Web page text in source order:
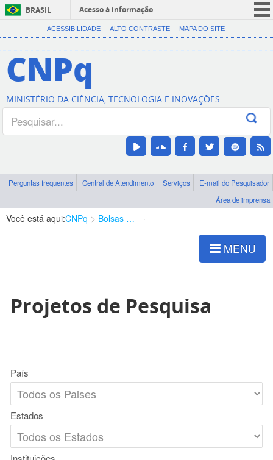
BRASIL
Acesso à informação
CORONAVÍRUS (COVID-19)
Canais
ACESSIBILIDADE ALTO CONTRASTE MAPA DO SITE
CNPq
MINISTÉRIO DA CIÊNCIA, TECNOLOGIA E INOVAÇÕES
Perguntas frequentes Central de Atendimento Serviços
E-mail do Pesquisador
Área de imprensa
Você está aqui:CNPq Bolsas e Auxílios Vigentes
MENU
Projetos de Pesquisa
País
Estados